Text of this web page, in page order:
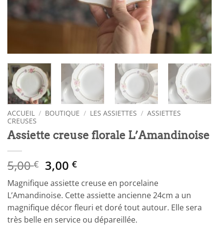
ACCUEIL / BOUTIQUE / LES ASSIETTES / ASSIETTES
CREUSES
Assiette creuse florale L’Amandinoise
5,00€ Le
prix
initial
était :
5,00 €.
3,00€Le
actuel
est :
3,00 €.
Magnifique assiette creuse en porcelaine
L’Amandinoise. Cette assiette ancienne 24cm a un
magnifique décor fleuri et doré tout autour. Elle sera
très belle en service ou dépareillée.